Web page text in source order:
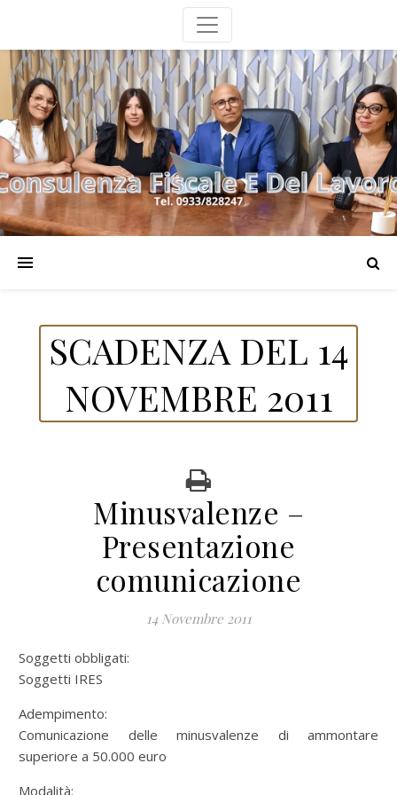
SCADENZA DEL 14
NOVEMBRE 2011
Minusvalenze –
Presentazione
comunicazione
14 Novembre 2011
Soggetti obbligati:
Soggetti IRES
Adempimento:
Comunicazione delle minusvalenze di ammontare
superiore a 50.000 euro
Modalità: